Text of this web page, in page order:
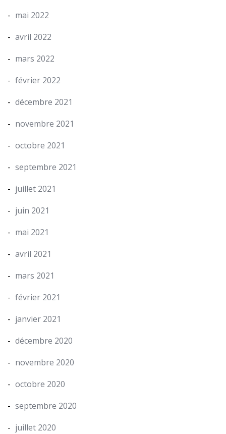
mai 2022
avril 2022
mars 2022
février 2022
décembre 2021
novembre 2021
octobre 2021
septembre 2021
juillet 2021
juin 2021
mai 2021
avril 2021
mars 2021
février 2021
janvier 2021
décembre 2020
novembre 2020
octobre 2020
septembre 2020
juillet 2020